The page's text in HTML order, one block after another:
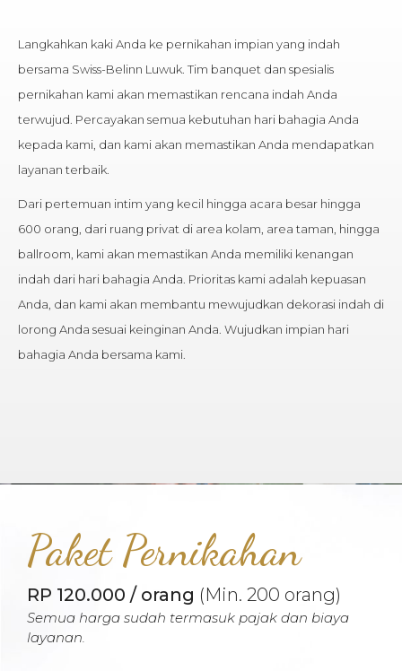
Langkahkan kaki Anda ke pernikahan impian yang indah
bersama Swiss-Belinn Luwuk. Tim banquet dan spesialis
pernikahan kami akan memastikan rencana indah Anda
terwujud. Percayakan semua kebutuhan hari bahagia Anda
kepada kami, dan kami akan memastikan Anda mendapatkan
layanan terbaik.
Dari pertemuan intim yang kecil hingga acara besar hingga
600 orang, dari ruang privat di area kolam, area taman, hingga
ballroom, kami akan memastikan Anda memiliki kenangan
indah dari hari bahagia Anda. Prioritas kami adalah kepuasan
Anda, dan kami akan membantu mewujudkan dekorasi indah di
lorong Anda sesuai keinginan Anda. Wujudkan impian hari
bahagia Anda bersama kami.
Paket Pernikahan
RP 120.000 / orang (Min. 200 orang)
Semua harga sudah termasuk pajak dan biaya
layanan.